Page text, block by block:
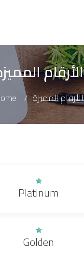
الأرقام
الأرقام المميزة
Platinum
Golden